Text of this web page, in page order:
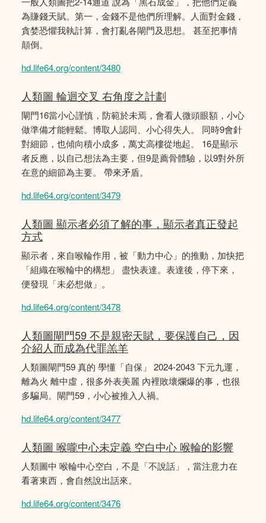
為賺錢天賦。第一，金錢不是他們所理解。人面對金錢，
貪婪恐懼我執計算，會打亂各閘門及思想。 甚至把事情
顛倒。
hd.life64.org/content/3480
人類圖 輪迴交叉 右角度之計劃
閘門16當小心謹慎，防範於未焉，會看人微頭眼額，小心
做準備才能輕鬆。博取人認同、小心得失人。 同時9會針
對細節，也傾向積小成多，萬丈高樓從地起。 16是顯示
者反應，以自己想法為主要，但9是薦骨體驗，以9對外所
在意的細節為主要。 帶來矛盾。
hd.life64.org/content/3479
人類圖 顯示者必須了解的事，顯示者真正發起
方式
顯示者，來自喉輪作用，被「動力中心」的推動，加快把
「組織在喉輪中的構想」 盡快表達。表達後，停下來，
便發現「未必想做」。
hd.life64.org/content/3478
人類圖閘門59 不是親密天賦，要保護自己，因
介紹人而成為代罪羔羊
人類圖閘門59 真的 學懂「自保」 2024-2043 下元九運，
離為火 離中虛，很多外表美麗 內裡敗壞爛爆的事，也很
多騙局。閘門59，小心被推入人禍。
hd.life64.org/content/3477
人類圖 喉嚨中心未定義 空白中心 喉輪的影響
人類圖中 喉輪中心空白，不是「不說話」，當注意力在
看著東西，會自然說出話來。
hd.life64.org/content/3476